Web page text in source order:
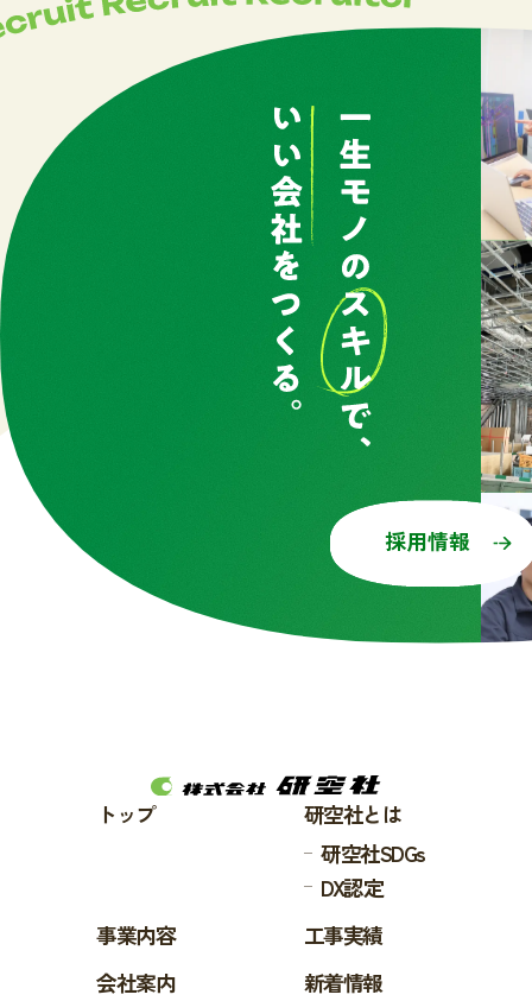
採用情報
トップ
研空社とは
研空社SDGs
DX認定
事業内容
工事実績
会社案内
新着情報